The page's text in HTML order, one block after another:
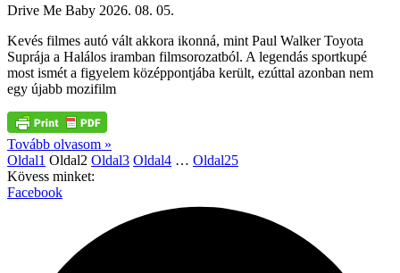
Drive Me Baby 2026. 08. 05.
Kevés filmes autó vált akkora ikonná, mint Paul Walker Toyota
Suprája a Halálos iramban filmsorozatból. A legendás sportkupé
most ismét a figyelem középpontjába került, ezúttal azonban nem
egy újabb mozifilm
Tovább olvasom »
Oldal1 Oldal2 Oldal3 Oldal4 … Oldal25
Kövess minket:
Facebook